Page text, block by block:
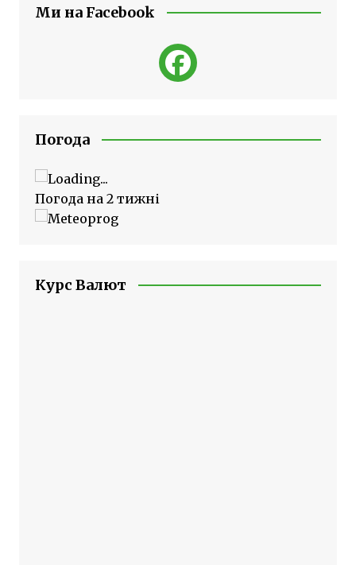
Ми на Facebook
Погода
Погода на 2 тижні
Курс Валют